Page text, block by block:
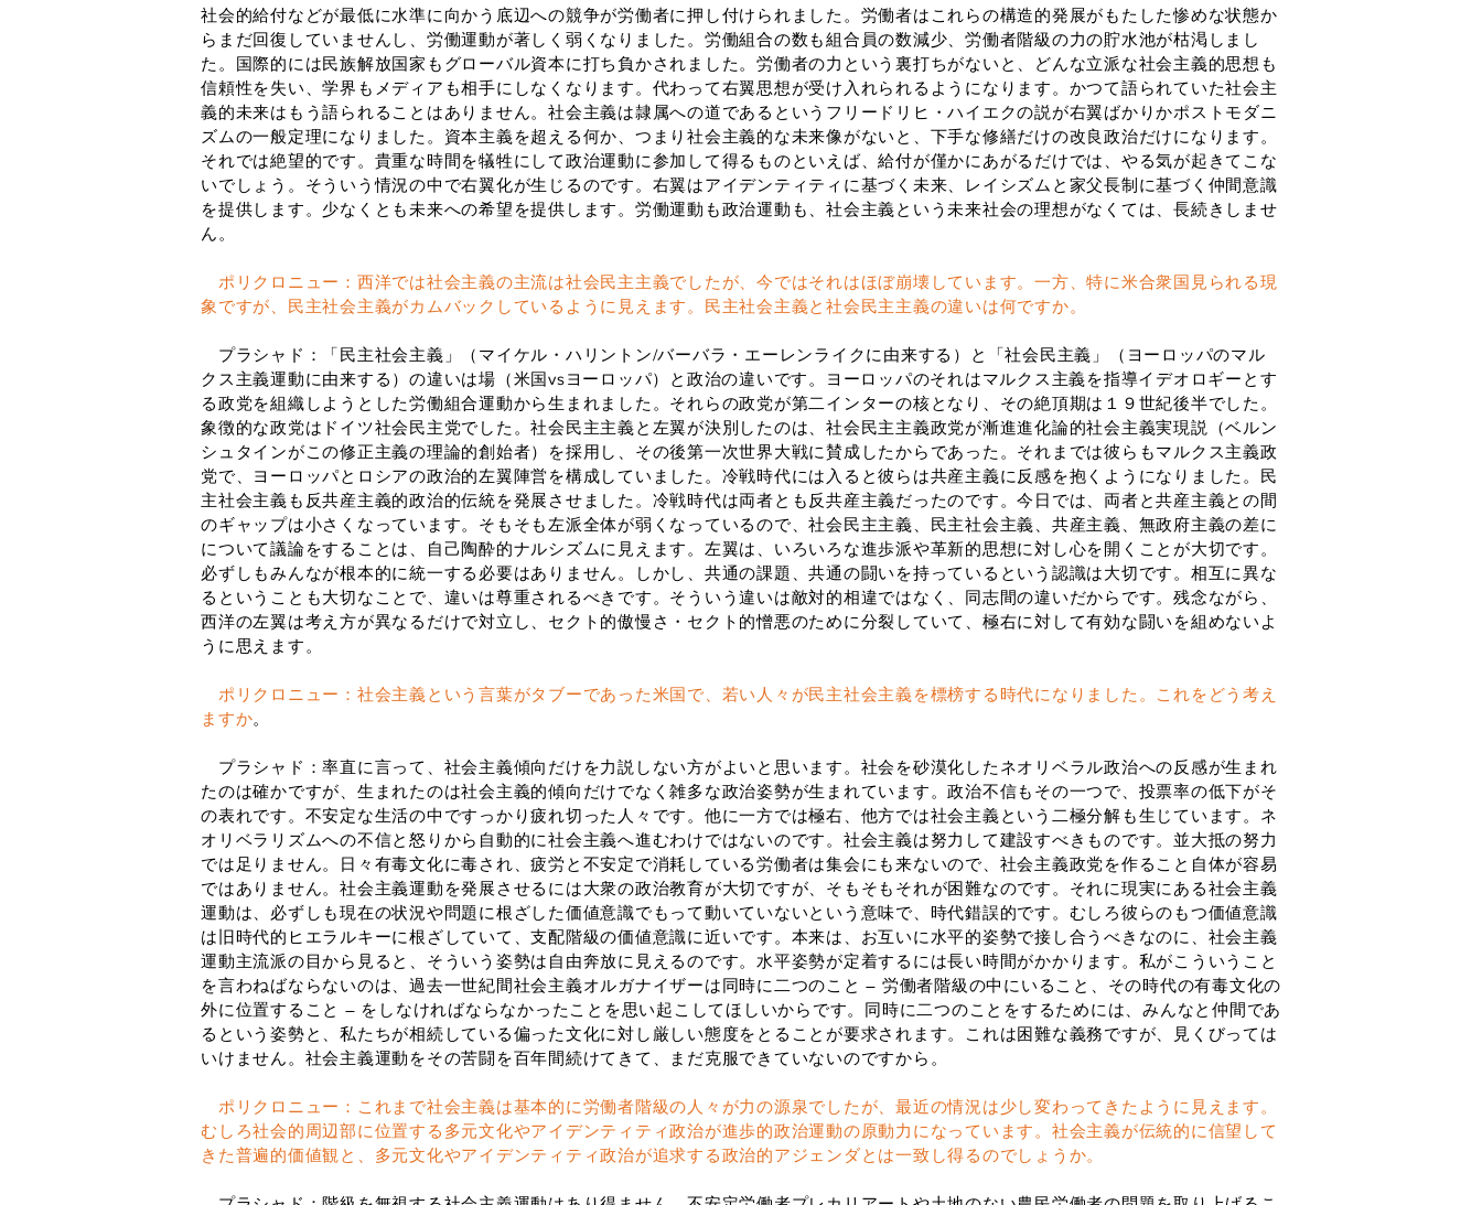
社会的給付などが最低に水準に向かう底辺への競争が労働者に押し付けられました。労働者はこれらの構造的発展がもたした惨めな状態か
らまだ回復していませんし、労働運動が著しく弱くなりました。労働組合の数も組合員の数減少、労働者階級の力の貯水池が枯渇しまし
た。国際的には民族解放国家もグローバル資本に打ち負かされました。労働者の力という裏打ちがないと、どんな立派な社会主義的思想も
信頼性を失い、学界もメディアも相手にしなくなります。代わって右翼思想が受け入れられるようになります。かつて語られていた社会主
義的未来はもう語られることはありません。社会主義は隷属への道であるというフリードリヒ・ハイエクの説が右翼ばかりかポストモダニ
ズムの一般定理になりました。資本主義を超える何か、つまり社会主義的な未来像がないと、下手な修繕だけの改良政治だけになります。
それでは絶望的です。貴重な時間を犠牲にして政治運動に参加して得るものといえば、給付が僅かにあがるだけでは、やる気が起きてこな
いでしょう。そういう情況の中で右翼化が生じるのです。右翼はアイデンティティに基づく未来、レイシズムと家父長制に基づく仲間意識
を提供します。少なくとも未来への希望を提供します。労働運動も政治運動も、社会主義という未来社会の理想がなくては、長続きしませ
ん。
ポリクロニュー：西洋では社会主義の主流は社会民主主義でしたが、今ではそれはほぼ崩壊しています。一方、特に米合衆国見られる現
象ですが、民主社会主義がカムバックしているように見えます。民主社会主義と社会民主主義の違いは何ですか。
プラシャド：「民主社会主義」（マイケル・ハリントン/バーバラ・エーレンライクに由来する）と「社会民主義」（ヨーロッパのマル
クス主義運動に由来する）の違いは場（米国vsヨーロッパ）と政治の違いです。ヨーロッパのそれはマルクス主義を指導イデオロギーとす
る政党を組織しようとした労働組合運動から生まれました。それらの政党が第二インターの核となり、その絶頂期は１９世紀後半でした。
象徴的な政党はドイツ社会民主党でした。社会民主主義と左翼が決別したのは、社会民主主義政党が漸進進化論的社会主義実現説（ベルン
シュタインがこの修正主義の理論的創始者）を採用し、その後第一次世界大戦に賛成したからであった。それまでは彼らもマルクス主義政
党で、ヨーロッパとロシアの政治的左翼陣営を構成していました。冷戦時代には入ると彼らは共産主義に反感を抱くようになりました。民
主社会主義も反共産主義的政治的伝統を発展させました。冷戦時代は両者とも反共産主義だったのです。今日では、両者と共産主義との間
のギャップは小さくなっています。そもそも左派全体が弱くなっているので、社会民主主義、民主社会主義、共産主義、無政府主義の差に
について議論をすることは、自己陶酔的ナルシズムに見えます。左翼は、いろいろな進歩派や革新的思想に対し心を開くことが大切です。
必ずしもみんなが根本的に統一する必要はありません。しかし、共通の課題、共通の闘いを持っているという認識は大切です。相互に異な
るということも大切なことで、違いは尊重されるべきです。そういう違いは敵対的相違ではなく、同志間の違いだからです。残念ながら、
西洋の左翼は考え方が異なるだけで対立し、セクト的傲慢さ・セクト的憎悪のために分裂していて、極右に対して有効な闘いを組めないよ
うに思えます。
ポリクロニュー：社会主義という言葉がタブーであった米国で、若い人々が民主社会主義を標榜する時代になりました。これをどう考え
ますか。
プラシャド：率直に言って、社会主義傾向だけを力説しない方がよいと思います。社会を砂漠化したネオリベラル政治への反感が生まれ
たのは確かですが、生まれたのは社会主義的傾向だけでなく雑多な政治姿勢が生まれています。政治不信もその一つで、投票率の低下がそ
の表れです。不安定な生活の中ですっかり疲れ切った人々です。他に一方では極右、他方では社会主義という二極分解も生じています。ネ
オリベラリズムへの不信と怒りから自動的に社会主義へ進むわけではないのです。社会主義は努力して建設すべきものです。並大抵の努力
では足りません。日々有毒文化に毒され、疲労と不安定で消耗している労働者は集会にも来ないので、社会主義政党を作ること自体が容易
ではありません。社会主義運動を発展させるには大衆の政治教育が大切ですが、そもそもそれが困難なのです。それに現実にある社会主義
運動は、必ずしも現在の状況や問題に根ざした価値意識でもって動いていないという意味で、時代錯誤的です。むしろ彼らのもつ価値意識
は旧時代的ヒエラルキーに根ざしていて、支配階級の価値意識に近いです。本来は、お互いに水平的姿勢で接し合うべきなのに、社会主義
運動主流派の目から見ると、そういう姿勢は自由奔放に見えるのです。水平姿勢が定着するには長い時間がかかります。私がこういうこと
を言わねばならないのは、過去一世紀間社会主義オルガナイザーは同時に二つのこと ― 労働者階級の中にいること、その時代の有毒文化の
外に位置すること ― をしなければならなかったことを思い起こしてほしいからです。同時に二つのことをするためには、みんなと仲間であ
るという姿勢と、私たちが相続している偏った文化に対し厳しい態度をとることが要求されます。これは困難な義務ですが、見くびっては
いけません。社会主義運動をその苦闘を百年間続けてきて、まだ克服できていないのですから。
ポリクロニュー：これまで社会主義は基本的に労働者階級の人々が力の源泉でしたが、最近の情況は少し変わってきたように見えます。
むしろ社会的周辺部に位置する多元文化やアイデンティティ政治が進歩的政治運動の原動力になっています。社会主義が伝統的に信望して
きた普遍的価値観と、多元文化やアイデンティティ政治が追求する政治的アジェンダとは一致し得るのでしょうか。